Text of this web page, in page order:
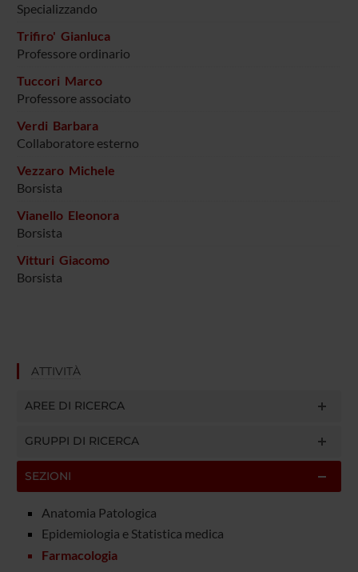
Specializzando
Trifiro' Gianluca
Professore ordinario
Tuccori Marco
Professore associato
Verdi Barbara
Collaboratore esterno
Vezzaro Michele
Borsista
Vianello Eleonora
Borsista
Vitturi Giacomo
Borsista
ATTIVITÀ
AREE DI RICERCA
GRUPPI DI RICERCA
SEZIONI
Anatomia Patologica
Epidemiologia e Statistica medica
Farmacologia